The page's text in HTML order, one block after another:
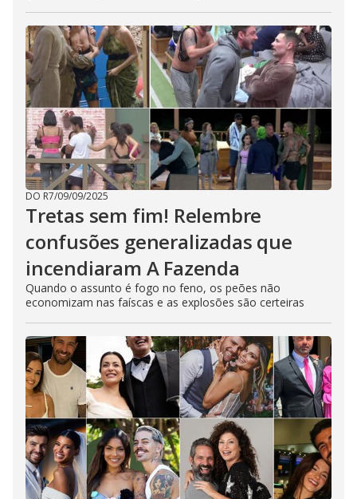
DO R7/09/09/2025
Tretas sem fim! Relembre
confusões generalizadas que
incendiaram A Fazenda
Quando o assunto é fogo no feno, os peões não
economizam nas faíscas e as explosões são certeiras